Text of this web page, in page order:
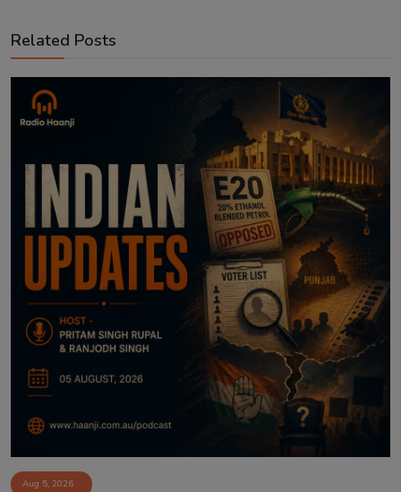
Related Posts
Aug 5, 2026